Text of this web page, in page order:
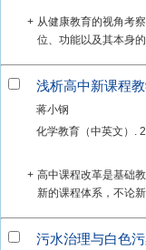
+ 从健康教育的视角考
位、功能以及其本身
浅析高中新课程
蒋小钢
化学教育（中英文）.
+ 高中课程改革是基础
新的课程体系，不论
污水治理与白色